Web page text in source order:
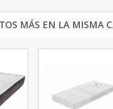
MÁS EN LA MISMA